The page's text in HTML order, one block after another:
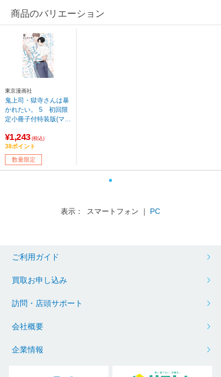
商品のバリエーション
東京漫画社
鬼上司・獄寺さんは暴
かれたい。 5 初回限
定小冊子付特装版(マー
た六花 (著) 【sof001】
¥1,243 (税込)
38ポイント
数量限定
表示： スマートフォン ｜ PC
ご利用ガイド
買取お申し込み
訪問・店頭サポート
会社概要
企業情報